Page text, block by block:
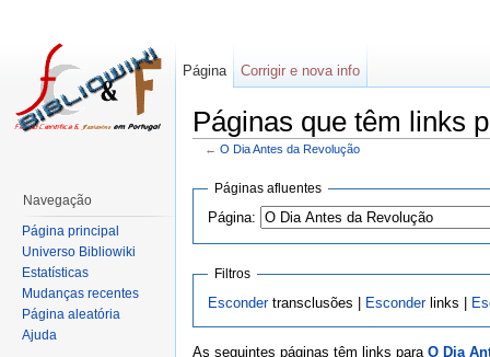
Páginas que têm links
← O Dia Antes da Revolução
Páginas afluentes
Página:
Filtros
Escondertransclusões | Esconderlinks |
As seguintes páginas têm links para O Dia
Página Corrigir e nova info
Navegação
Página principal
Universo Bibliowiki
Estatísticas
Mudanças recentes
Página aleatória
Ajuda